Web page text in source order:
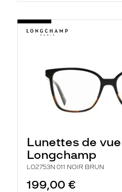
Lunettes de vue
Longchamp
LO2753N 011 NOIR BRUN
199,00 €